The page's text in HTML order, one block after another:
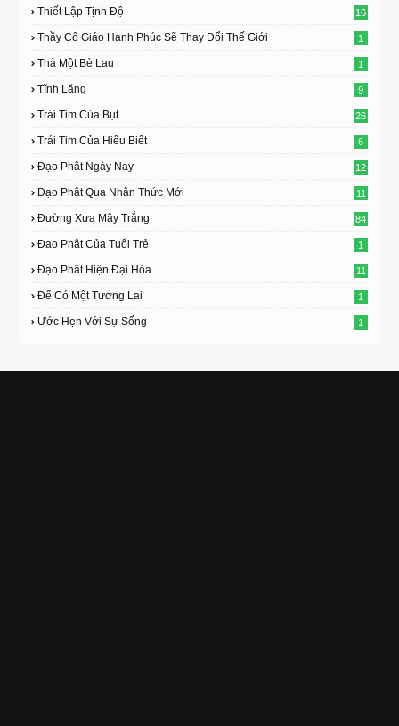
Thiết Lập Tịnh Độ 16
Thầy Cô Giáo Hạnh Phúc Sẽ Thay Đổi Thế Giới 1
Thả Một Bè Lau 1
Tĩnh Lặng 9
Trái Tim Của Bụt 26
Trái Tim Của Hiểu Biết 6
Đạo Phật Ngày Nay 12
Đạo Phật Qua Nhận Thức Mới 11
Đường Xưa Mây Trắng 84
Đạo Phật Của Tuổi Trẻ 1
Đạo Phật Hiện Đại Hóa 11
Để Có Một Tương Lai 1
Ước Hẹn Với Sự Sống 1